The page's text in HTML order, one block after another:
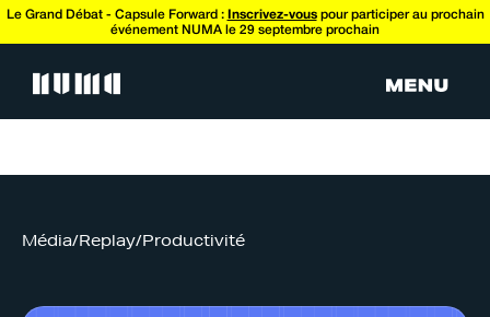
Le Grand Débat - Capsule Forward : Inscrivez-vouspour participer au prochain
événement NUMA le 29 septembre prochain
Média/Replay/Productivité